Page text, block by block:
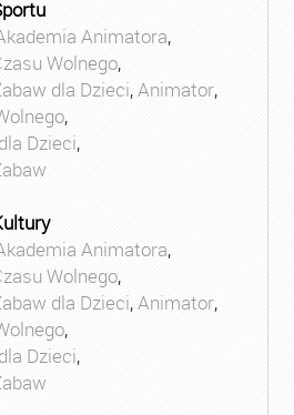
Animatora,
Wolnego,
dla Dzieci,Animator,
,
Dzieci,
Animatora,
Wolnego,
dla Dzieci,Animator,
,
Dzieci,